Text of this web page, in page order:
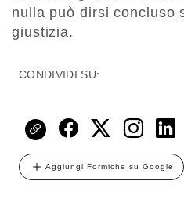
nulla può dirsi concluso
giustizia.
CONDIVIDI SU:
Aggiungi Formiche su Google